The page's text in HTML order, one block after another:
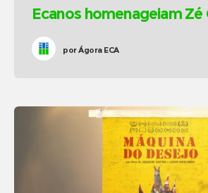
Ecanos homenageiam Zé
porÁgora ECA